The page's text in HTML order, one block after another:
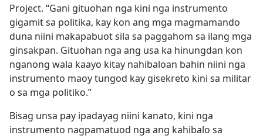
Project. “Gani gituohan nga kini nga instrumento
gigamit sa politika, kay kon ang mga magmamando
duna niini makapabuot sila sa paggahom sa ilang mga
ginsakpan. Gituohan nga ang usa ka hinungdan kon
nganong wala kaayo kitay nahibaloan bahin niini nga
instrumento maoy tungod kay gisekreto kini sa militar
o sa mga politiko.”
Bisag unsa pay ipadayag niini kanato, kini nga
instrumento nagpamatuod nga ang kahibalo sa